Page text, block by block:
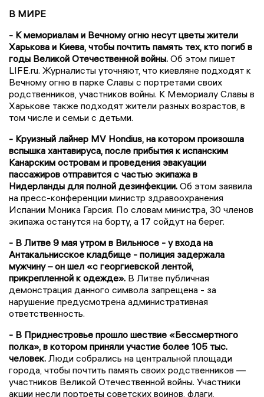
В МИРЕ
- К мемориалам и Вечному огню несут цветы жители
Харькова и Киева, чтобы почтить память тех, кто погиб в
годы Великой Отечественной войны. Об этом пишет
LIFE.ru. Журналисты уточняют, что киевляне подходят к
Вечному огню в парке Славы с портретами своих
родственников, участников войны. К Мемориалу Славы в
Харькове также подходят жители разных возрастов, в
том числе и семьи с детьми.
- Круизный лайнер MV Hondius, на котором произошла
вспышка хантавируса, после прибытия к испанским
Канарским островам и проведения эвакуации
пассажиров отправится с частью экипажа в
Нидерланды для полной дезинфекции. Об этом заявила
на пресс-конференции министр здравоохранения
Испании Моника Гарсия. По словам министра, 30 членов
экипажа останутся на борту, а 17 сойдут на берег.
- В Литве 9 мая утром в Вильнюсе - у входа на
Антакальнисское кладбище - полиция задержала
мужчину – он шел «с георгиевской лентой,
прикрепленной к одежде». В Литве публичная
демонстрация данного символа запрещена - за
нарушение предусмотрена административная
ответственность.
- В Приднестровье прошло шествие «Бессмертного
полка», в котором приняли участие более 105 тыс.
человек. Люди собрались на центральной площади
города, чтобы почтить память своих родственников —
участников Великой Отечественной войны. Участники
акции несли портреты советских воинов, флаги,